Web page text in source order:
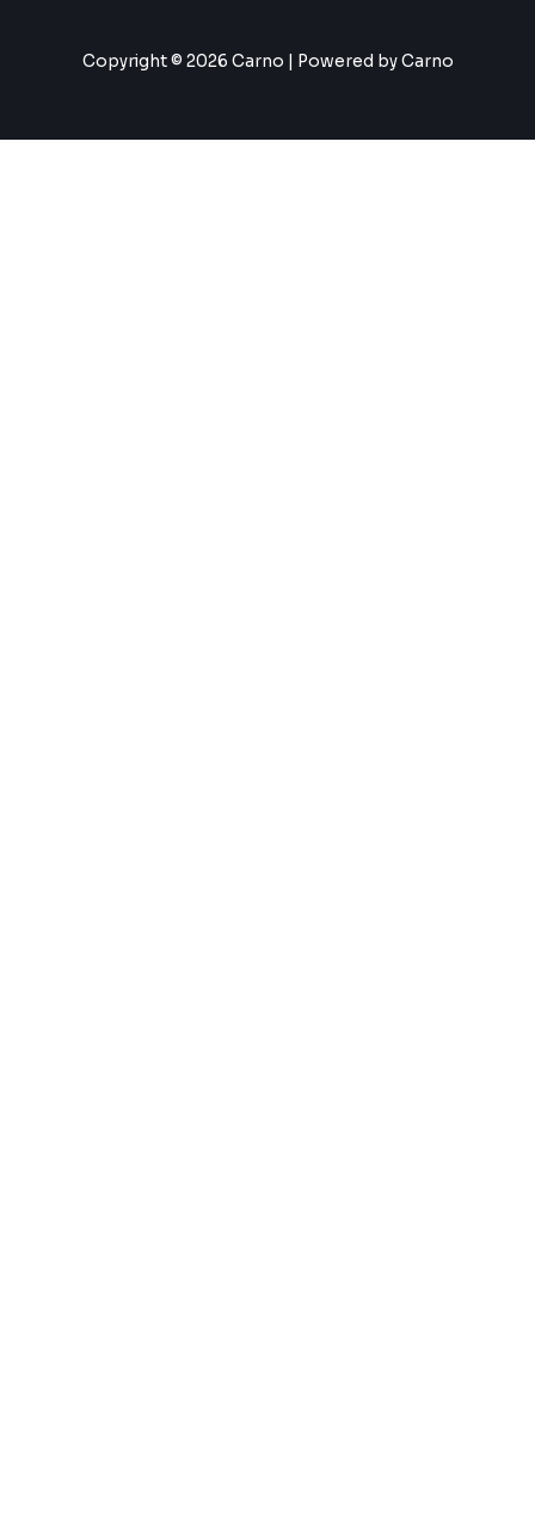
Copyright © 2026 Carno | Powered by Carno